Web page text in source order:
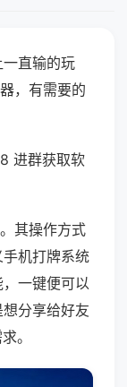
直输的玩
，有需要的
进群获取软
其操作方式
机打牌系统
一键便可以
分享给好友
。